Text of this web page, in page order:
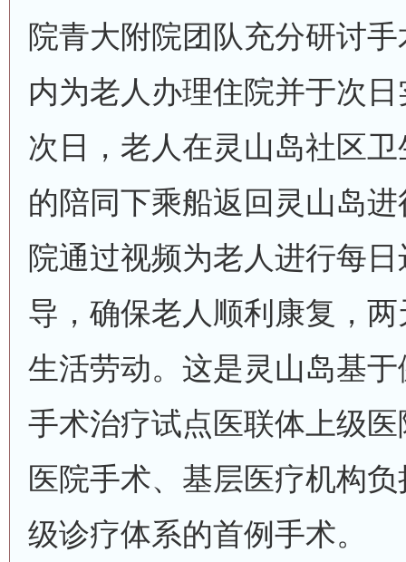
院青大附院团队充分研讨
内为老人办理住院并于次
次日，老人在灵山岛社区
的陪同下乘船返回灵山岛
院通过视频为老人进行每
导，确保老人顺利康复，
生活劳动。这是灵山岛基
手术治疗试点医联体上级
医院手术、基层医疗机构
级诊疗体系的首例手术。